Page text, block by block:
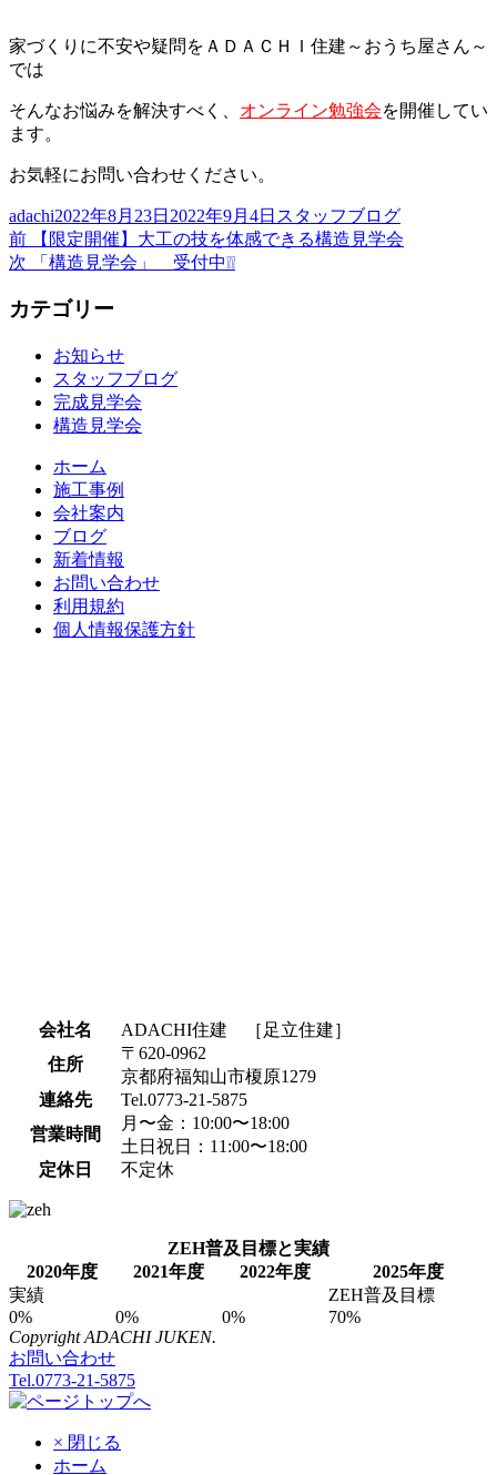
家づくりに不安や疑問をＡＤＡＣＨＩ住建～おうち屋さん～
では
そんなお悩みを解決すべく、 オンライン勉強会を開催してい
ます。
お気軽にお問い合わせください。
投
稿
者
adachi投
稿
日:
2022年8月23日 2022年9月4日 カ
テ
スタッフブログ
投
稿
ナ
前
前
の
稿:
【限定開催】大工の技を体感できる構造見学会
次
次
投
「構造見学会」 受付中❕❕
カテゴリー
お知らせ
スタッフブログ
完成見学会
構造見学会
ホーム
施工事例
会社案内
ブログ
新着情報
お問い合わせ
利用規約
個人情報保護方針
会社名
ADACHI住建 ［足立住建］
住所
〒620-0962
京都府福知山市榎原1279
連絡先
Tel.0773-21-5875
営業時間
月〜金：10:00〜18:00
土日祝日：11:00〜18:00
定休日
不定休
ZEH普及目標と実績
2020年度
2021年度 2022年度
2025年度
実績
ZEH普及目標
0%
0% 0%
70%
Copyright ADACHI JUKEN.
お問い合わせ
Tel.0773-21-5875
× 閉じる
ホーム